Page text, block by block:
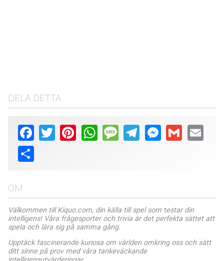
DELA DETTA
Facebook
Twitter PinterestWhatsAppMessageTelegramMessenger
Gmail Email
Share
OM
Välkommen till Kiquo.com, din källa till spel som testar din
intelligens! Våra frågesporter och trivia är det perfekta sättet att
spela och lära sig på samma gång.
Upptäck fascinerande kuriosa om världen omkring oss och sätt
ditt sinne på prov med våra tankeväckande